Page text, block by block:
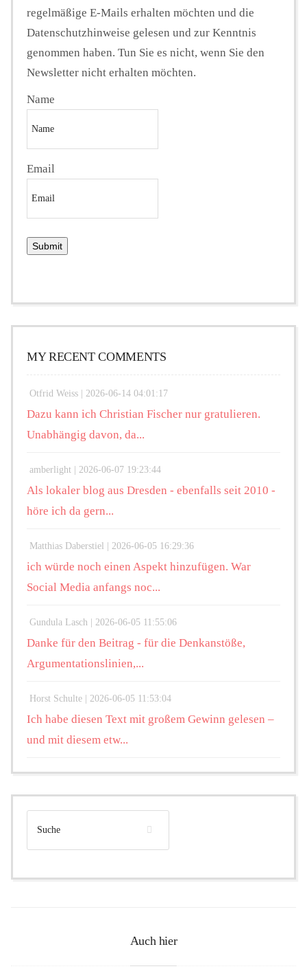
regelmäßige E-Mails erhalten möchten und die
Datenschutzhinweise gelesen und zur Kenntnis
genommen haben. Tun Sie es nicht, wenn Sie den
Newsletter nicht erhalten möchten.
Name
Email
MY RECENT COMMENTS
Otfrid Weiss | 2026-06-14 04:01:17
Dazu kann ich Christian Fischer nur gratulieren.
Unabhängig davon, da...
amberlight | 2026-06-07 19:23:44
Als lokaler blog aus Dresden - ebenfalls seit 2010 -
höre ich da gern...
Matthias Daberstiel | 2026-06-05 16:29:36
ich würde noch einen Aspekt hinzufügen. War
Social Media anfangs noc...
Gundula Lasch | 2026-06-05 11:55:06
Danke für den Beitrag - für die Denkanstöße,
Argumentationslinien,...
Horst Schulte | 2026-06-05 11:53:04
Ich habe diesen Text mit großem Gewinn gelesen –
und mit diesem etw...
Auch hier